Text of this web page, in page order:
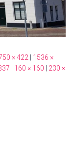
× 422
1536 ×
160 × 160
230 ×